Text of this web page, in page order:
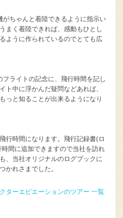
がちゃんと着陸できるように指示い
まく着陸できれば、感動もひとし
ように作られているのでとても広
フライトの記念に、飛行時間を記し
ト中に浮かんだ疑問などあれば、
っと知ることが出来るようになり
時間になります。飛行記録書(ロ
間に追加できますので当社を訪れ
、当社オリジナルのログブックに
かれさまでした。
ーエビエーションのツアー 一覧